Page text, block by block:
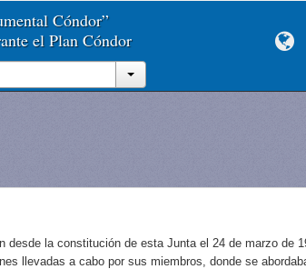
Cóndor”
el Plan Cóndor
desde la constitución de esta Junta el 24 de marzo de
llevadas a cabo por sus miembros, donde se